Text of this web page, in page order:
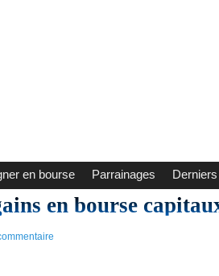
en bourse Parrainages
en bourse